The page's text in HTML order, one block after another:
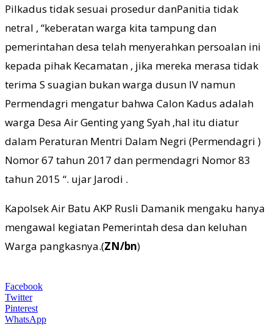
Pilkadus tidak sesuai prosedur danPanitia tidak
netral , “keberatan warga kita tampung dan
pemerintahan desa telah menyerahkan persoalan ini
kepada pihak Kecamatan , jika mereka merasa tidak
terima S suagian bukan warga dusun IV namun
Permendagri mengatur bahwa Calon Kadus adalah
warga Desa Air Genting yang Syah ,hal itu diatur
dalam Peraturan Mentri Dalam Negri (Permendagri )
Nomor 67 tahun 2017 dan permendagri Nomor 83
tahun 2015 “. ujar Jarodi .
Kapolsek Air Batu AKP Rusli Damanik mengaku hanya
mengawal kegiatan Pemerintah desa dan keluhan
Warga pangkasnya.(ZN/bn)
Facebook
Twitter
Pinterest
WhatsApp